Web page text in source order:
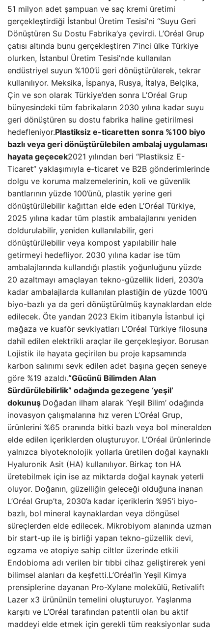
51 milyon adet şampuan ve saç kremi üretimi
gerçekleştirdiği İstanbul Üretim Tesisi’ni “Suyu Geri
Dönüştüren Su Dostu Fabrika’ya çevirdi. L’Oréal Grup
çatısı altında bunu gerçekleştiren 7’inci ülke Türkiye
olurken, İstanbul Üretim Tesisi’nde kullanılan
endüstriyel suyun %100’ü geri dönüştürülerek, tekrar
kullanılıyor. Meksika, İspanya, Rusya, İtalya, Belçika,
Çin ve son olarak Türkiye’den sonra L’Oréal Grup
bünyesindeki tüm fabrikaların 2030 yılına kadar suyu
geri dönüştüren su dostu fabrika haline getirilmesi
hedefleniyor.Plastiksiz e-ticaretten sonra %100 biyo
bazlı veya geri dönüştürülebilen ambalaj uygulaması
hayata geçecek2021 yılından beri “Plastiksiz E-
Ticaret” yaklaşımıyla e-ticaret ve B2B gönderimlerinde
dolgu ve koruma malzemelerinin, koli ve güvenlik
bantlarının yüzde 100’ünü, plastik yerine geri
dönüştürülebilir kağıttan elde eden L’Oréal Türkiye,
2025 yılına kadar tüm plastik ambalajlarını yeniden
doldurulabilir, yeniden kullanılabilir, geri
dönüştürülebilir veya kompost yapılabilir hale
getirmeyi hedefliyor. 2030 yılına kadar ise tüm
ambalajlarında kullandığı plastik yoğunluğunu yüzde
20 azaltmayı amaçlayan tekno-güzellik lideri, 2030’a
kadar ambalajlarda kullanılan plastiğin de yüzde 100’ü
biyo-bazlı ya da geri dönüştürülmüş kaynaklardan elde
edilecek. Öte yandan 2023 Ekim itibarıyla İstanbul içi
mağaza ve kuaför sevkiyatları L’Oréal Türkiye filosuna
dahil edilen elektrikli araçlar ile gerçekleşiyor. Borusan
Lojistik ile hayata geçirilen bu proje kapsamında
karbon salınımı sevk edilen adet başına geçen seneye
göre %19 azaldı.“Gücünü Bilimden Alan
Sürdürülebilirlik” odağında gezegene ‘yeşil’
dokunuş Doğadan ilham alarak ‘Yeşil Bilim’ odağında
inovasyon çalışmalarına hız veren L’Oréal Grup,
ürünlerini %65 oranında bitki bazlı veya bol mineralden
elde edilen içeriklerden oluşturuyor. L’Oréal ürünlerinde
yalnızca biyoteknolojik yollarla üretilen doğal kaynaklı
Hyaluronik Asit (HA) kullanılıyor. Birkaç ton HA
üretebilmek için ise az miktarda doğal kaynak yeterli
oluyor. Doğanın, güzelliğin geleceği olduğuna inanan
L’Oréal Grup’ta, 2030’a kadar içeriklerin %95’i biyo-
bazlı, bol mineral kaynaklardan veya döngüsel
süreçlerden elde edilecek. Mikrobiyom alanında uzman
bir start-up ile iş birliği yapan tekno-güzellik devi,
egzama ve atopiye sahip ciltler üzerinde etkili
Endobioma adı verilen bir tıbbi cihaz geliştirerek yeni
bilimsel alanları da keşfetti.L’Oréal’in Yeşil Kimya
prensiplerine dayanan Pro-Xylane molekülü, Retivalift
Lazer x3 ürününün temelini oluşturuyor. Yaşlanma
karşıtı ve L’Oréal tarafından patentli olan bu aktif
maddeyi elde etmek için gerekli tüm reaksiyonlar suda